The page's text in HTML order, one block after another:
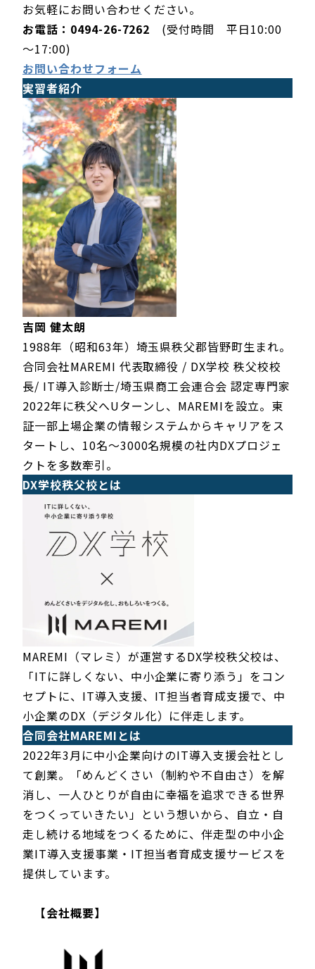
お気軽にお問い合わせください。
お電話：0494-26-7262 (受付時間 平日10:00
～17:00)
お問い合わせフォーム
実習者紹介
吉岡 健太朗
1988年（昭和63年）埼玉県秩父郡皆野町生まれ。
合同会社MAREMI 代表取締役 / DX学校 秩父校校
長/ IT導入診断士/埼玉県商工会連合会 認定専門家
2022年に秩父へUターンし、MAREMIを設立。東
証一部上場企業の情報システムからキャリアをス
タートし、10名～3000名規模の社内DXプロジェ
クトを多数牽引。
DX学校秩父校とは
MAREMI（マレミ）が運営するDX学校秩父校は、
「ITに詳しくない、中小企業に寄り添う」をコン
セプトに、IT導入支援、IT担当者育成支援で、中
小企業のDX（デジタル化）に伴走します。
合同会社MAREMIとは
2022年3月に中小企業向けのIT導入支援会社とし
て創業。「めんどくさい（制約や不自由さ）を解
消し、一人ひとりが自由に幸福を追求できる世界
をつくっていきたい」という想いから、自立・自
走し続ける地域をつくるために、伴走型の中小企
業IT導入支援事業・IT担当者育成支援サービスを
提供しています。
【会社概要】